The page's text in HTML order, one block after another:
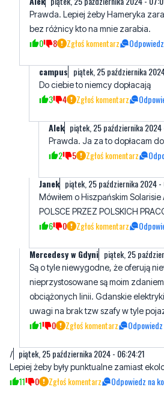
Prawda. Lepiej żeby Hameryka
bez różnicy kto na mnie zarabia.
0 8 Zgłoś komentarz
campus piątek, 25 października
Do ciebie to niemcy dopłacają
3 4 Zgłoś komentarz
AIek piątek, 25 października
Prawda. Ja za to dopłacam do
2 5 Zgłoś komentarz
Janek piątek, 25 października 2024
Mówiłem o Hiszpańskim
POLSCE PRZEZ POLSKICH
6 0 Zgłoś komentarz
Mercedesy w Gdyni piątek, 25
Są o tyle niewygodne, że oferują
nieprzystosowane są moim
obciążonych linii. Gdanskie
uwagi na brak tzw szafy w tyle
1 0 Zgłoś komentarz
/ piątek, 25 października 2024 - 06:24:21
Lepiej żeby były punktualne zamiast
11 0 Zgłoś komentarz Odpowiedz na